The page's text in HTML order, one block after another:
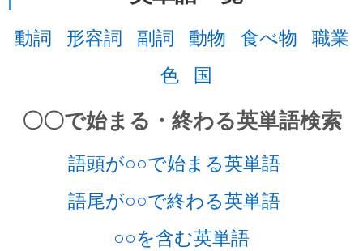
動詞 形容詞 副詞 動物 食べ物 職業
色 国
〇〇で始まる・終わる英単語検索
語頭が○○で始まる英単語
語尾が○○で終わる英単語
○○を含む英単語